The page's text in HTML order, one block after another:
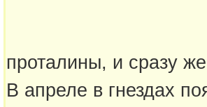
проталины, и сразу
В апреле в гнездах